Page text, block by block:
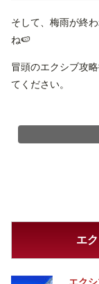
そして、梅雨が終
ね🍉
冒頭のエクシブ攻
てください。
エ